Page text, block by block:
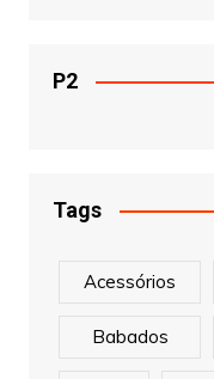
P2
Tags
Acessórios
Babados